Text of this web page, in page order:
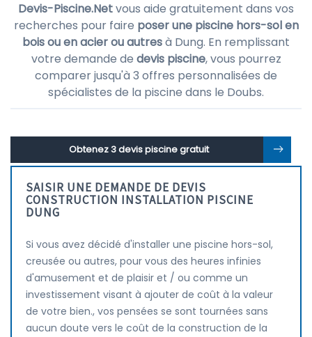
Devis-Piscine.Netvous aide gratuitement dans vos
recherches pour faire poser une piscine hors-sol en
bois ou en acier ou autresà Dung. En remplissant
votre demande de devis piscine, vous pourrez
comparer jusqu'à 3 offres personnalisées de
spécialistes de la piscine dans le Doubs.
Obtenez 3 devis piscine gratuit
SAISIR UNE DEMANDE DE DEVIS
CONSTRUCTION INSTALLATION PISCINE
DUNG
Si vous avez décidé d'installer une piscine hors-sol,
creusée ou autres, pour vous des heures infinies
d'amusement et de plaisir et / ou comme un
investissement visant à ajouter de coût à la valeur
de votre bien., vos pensées se sont tournées sans
aucun doute vers le coût de la construction de la